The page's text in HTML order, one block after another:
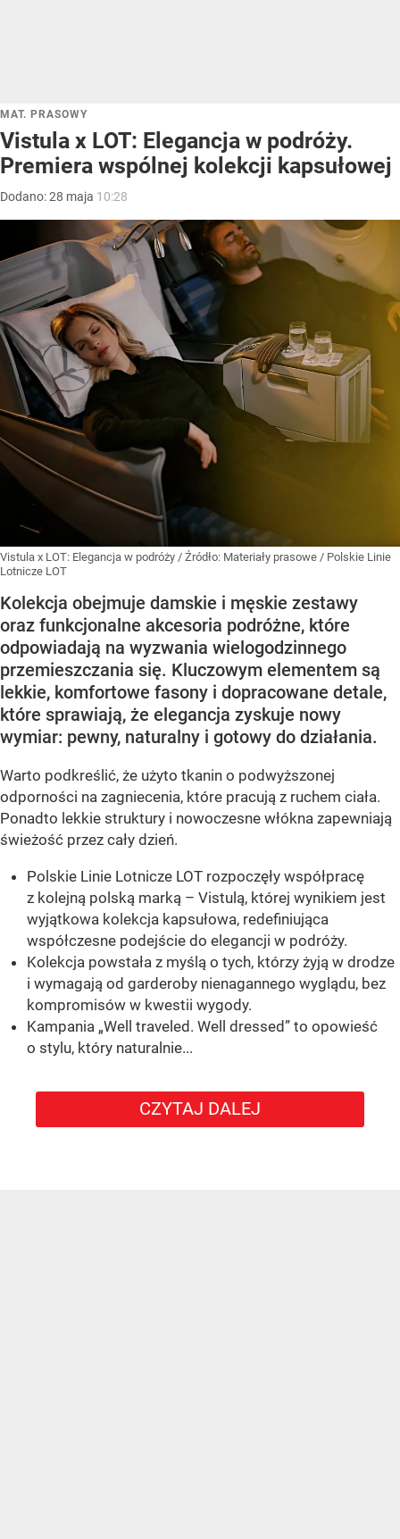
MAT. PRASOWY
Vistula x LOT: Elegancja w podróży.
Premiera wspólnej kolekcji kapsułowej
Dodano:28 maja 10:28
Vistula x LOT: Elegancja w podróży / Źródło: Materiały prasowe / Polskie Linie
Lotnicze LOT
Kolekcja obejmuje damskie i męskie zestawy
oraz funkcjonalne akcesoria podróżne, które
odpowiadają na wyzwania wielogodzinnego
przemieszczania się. Kluczowym elementem są
lekkie, komfortowe fasony i dopracowane detale,
które sprawiają, że elegancja zyskuje nowy
wymiar: pewny, naturalny i gotowy do działania.
Warto podkreślić, że użyto tkanin o podwyższonej
odporności na zagniecenia, które pracują z ruchem ciała.
Ponadto lekkie struktury i nowoczesne włókna zapewniają
świeżość przez cały dzień.
Polskie Linie Lotnicze LOT rozpoczęły współpracę
z kolejną polską marką – Vistulą, której wynikiem jest
wyjątkowa kolekcja kapsułowa, redefiniująca
współczesne podejście do elegancji w podróży.
Kolekcja powstała z myślą o tych, którzy żyją w drodze
i wymagają od garderoby nienagannego wyglądu, bez
kompromisów w kwestii wygody.
Kampania „Well traveled. Well dressed” to opowieść
o stylu, który naturalnie...
CZYTAJ DALEJ